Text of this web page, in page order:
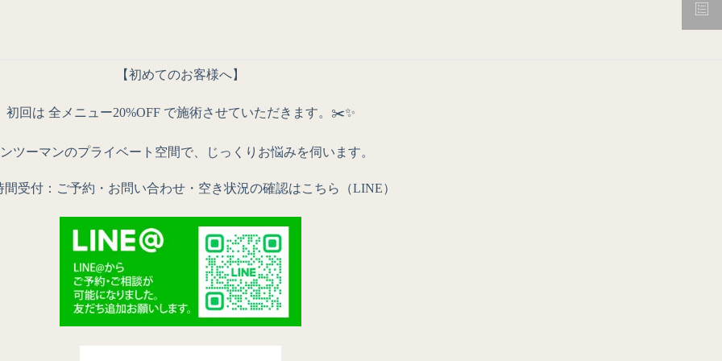
【初めてのお客様へ】
初回は 全メニュー20%OFF で施術させていただきます。✂️✨
ツーマンのプライベート空間で、じっくりお悩みを伺います。
間受付： ご予約・お問い合わせ・ 空き状況の確認はこちら（LINE）